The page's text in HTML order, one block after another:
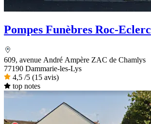
Pompes Funèbres Roc-Eclerc
609, avenue André Ampère ZAC de Chamlys
77190 Dammarie-les-Lys
4,5 /5 (15 avis)
top notes